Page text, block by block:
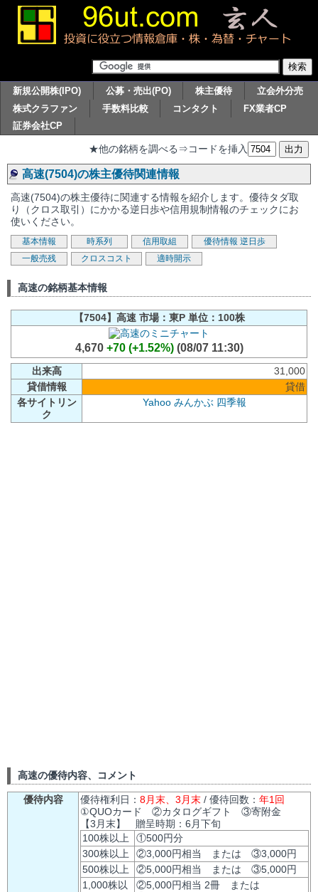
新規公開株(IPO) 公募・売出(PO) 株主優待
立会外分売
株式クラファン
手数料比較 コンタクト
FX業者CP
証券会社CP
★他の銘柄を調べる⇒コードを挿入
高速(7504)の株主優待関連情報
高速(7504)の株主優待に関連する情報を紹介します。優待タダ取
り（クロス取引）にかかる逆日歩や信用規制情報のチェックにお
使いください。
基本情報 時系列 信用取組 優待情報 逆日歩
一般売残
クロスコスト 適時開示
高速の銘柄基本情報
【7504】高速 市場：東P 単位：100株
4,670 +70 (+1.52%)(08/07 11:30)
出来高
31,000
貸借情報
貸借
各サイトリン
ク
Yahoo みんかぶ 四季報
高速の優待内容、コメント
優待内容 優待権利日： 8月末、3月末 / 優待回数： 年1回
①QUOカード ②カタログギフト ③寄附金
【3月末】 贈呈時期：6月下旬
100株以上
①500円分
300株以上
②3,000円相当 または ③3,000円
500株以上
②5,000円相当 または ③5,000円
1,000株以
②5,000円相当 2冊 または